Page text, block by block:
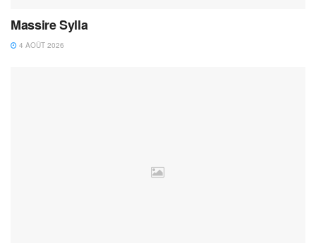
Massire Sylla
4 AOÛT 2026